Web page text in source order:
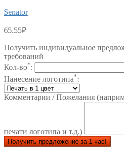
Senator
65.55₽
Получить индивидуальное
требований
Кол-во*:
Нанесение логотипа*:
Комментарии / Пожелания
печати логотипа и т.д.)
Получить предложение за 1 час!